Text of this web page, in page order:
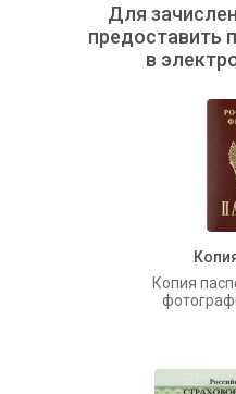
Для
предоставить
в
Копия